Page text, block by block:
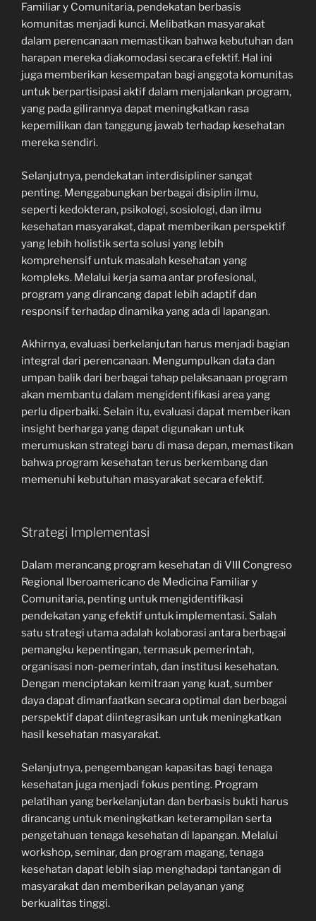
Familiar y Comunitaria, pendekatan berbasis
komunitas menjadi kunci. Melibatkan masyarakat
dalam perencanaan memastikan bahwa kebutuhan dan
harapan mereka diakomodasi secara efektif. Hal ini
juga memberikan kesempatan bagi anggota komunitas
untuk berpartisipasi aktif dalam menjalankan program,
yang pada gilirannya dapat meningkatkan rasa
kepemilikan dan tanggung jawab terhadap kesehatan
mereka sendiri.
Selanjutnya, pendekatan interdisipliner sangat
penting. Menggabungkan berbagai disiplin ilmu,
seperti kedokteran, psikologi, sosiologi, dan ilmu
kesehatan masyarakat, dapat memberikan perspektif
yang lebih holistik serta solusi yang lebih
komprehensif untuk masalah kesehatan yang
kompleks. Melalui kerja sama antar profesional,
program yang dirancang dapat lebih adaptif dan
responsif terhadap dinamika yang ada di lapangan.
Akhirnya, evaluasi berkelanjutan harus menjadi bagian
integral dari perencanaan. Mengumpulkan data dan
umpan balik dari berbagai tahap pelaksanaan program
akan membantu dalam mengidentifikasi area yang
perlu diperbaiki. Selain itu, evaluasi dapat memberikan
insight berharga yang dapat digunakan untuk
merumuskan strategi baru di masa depan, memastikan
bahwa program kesehatan terus berkembang dan
memenuhi kebutuhan masyarakat secara efektif.
Strategi Implementasi
Dalam merancang program kesehatan di VIII Congreso
Regional Iberoamericano de Medicina Familiar y
Comunitaria, penting untuk mengidentifikasi
pendekatan yang efektif untuk implementasi. Salah
satu strategi utama adalah kolaborasi antara berbagai
pemangku kepentingan, termasuk pemerintah,
organisasi non-pemerintah, dan institusi kesehatan.
Dengan menciptakan kemitraan yang kuat, sumber
daya dapat dimanfaatkan secara optimal dan berbagai
perspektif dapat diintegrasikan untuk meningkatkan
hasil kesehatan masyarakat.
Selanjutnya, pengembangan kapasitas bagi tenaga
kesehatan juga menjadi fokus penting. Program
pelatihan yang berkelanjutan dan berbasis bukti harus
dirancang untuk meningkatkan keterampilan serta
pengetahuan tenaga kesehatan di lapangan. Melalui
workshop, seminar, dan program magang, tenaga
kesehatan dapat lebih siap menghadapi tantangan di
masyarakat dan memberikan pelayanan yang
berkualitas tinggi.